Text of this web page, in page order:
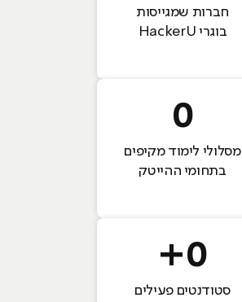
חברות שמגייסות
בוגרי HackerU
0
מסלולי לימוד מקיפים
בתחומי ההייטק
+0
סטודנטים פעילים